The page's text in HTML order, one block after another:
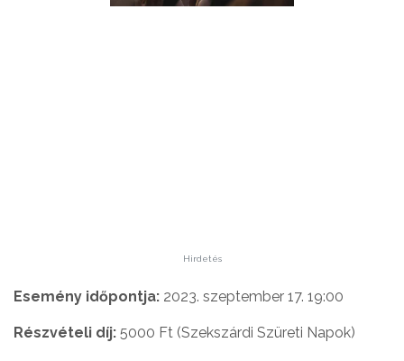
Hirdetés
Esemény időpontja: 2023. szeptember 17. 19:00
Részvételi díj: 5000 Ft (Szekszárdi Szüreti Napok)